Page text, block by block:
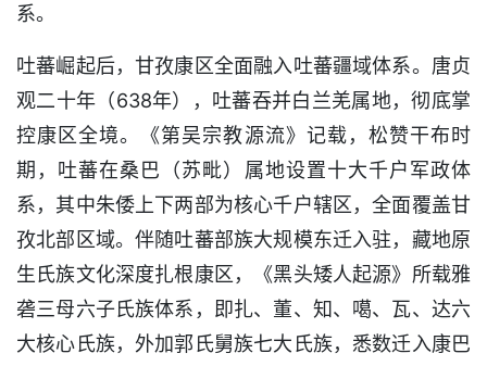
系。
吐蕃崛起后，甘孜康区全面融入吐蕃疆域体系。唐贞
观二十年（638年），吐蕃吞并白兰羌属地，彻底掌
控康区全境。《第吴宗教源流》记载，松赞干布时
期，吐蕃在桑巴（苏毗）属地设置十大千户军政体
系，其中朱倭上下两部为核心千户辖区，全面覆盖甘
孜北部区域。伴随吐蕃部族大规模东迁入驻，藏地原
生氏族文化深度扎根康区，《黑头矮人起源》所载雅
砻三母六子氏族体系，即扎、董、知、噶、瓦、达六
大核心氏族，外加郭氏舅族七大氏族，悉数迁入康巴